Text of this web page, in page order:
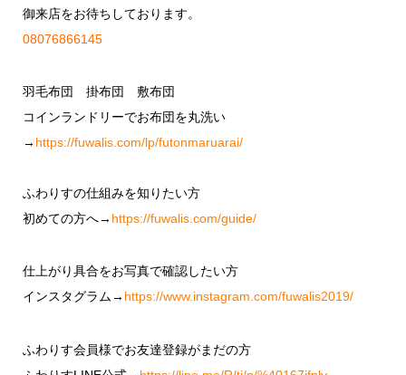
御来店をお待ちしております。
08076866145
羽毛布団 掛布団 敷布団
コインランドリーでお布団を丸洗い
→ https://fuwalis.com/lp/futonmaruarai/
ふわりすの仕組みを知りたい方
初めての方へ→ https://fuwalis.com/guide/
仕上がり具合をお写真で確認したい方
インスタグラム→ https://www.instagram.com/fuwalis2019/
ふわりす会員様でお友達登録がまだの方